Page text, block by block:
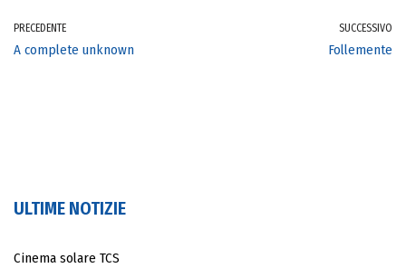
PRECEDENTE
A complete unknown
SUCCESSIVO
Follemente
ULTIME NOTIZIE
Cinema solare TCS